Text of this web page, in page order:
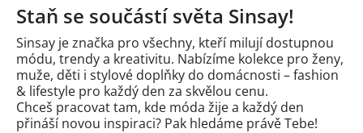
Staň se součástí světa Sinsay!
Sinsay je značka pro všechny, kteří milují dostupnou
módu, trendy a kreativitu. Nabízíme kolekce pro ženy,
muže, děti i stylové doplňky do domácnosti – fashion
& lifestyle pro každý den za skvělou cenu.
Chceš pracovat tam, kde móda žije a každý den
přináší novou inspiraci? Pak hledáme právě Tebe!